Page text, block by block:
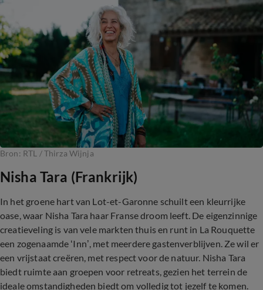
Bron: RTL / Thirza Wijnja
Nisha Tara (Frankrijk)
In het groene hart van Lot-et-Garonne schuilt een kleurrijke
oase, waar Nisha Tara haar Franse droom leeft. De eigenzinnige
creatieveling is van vele markten thuis en runt in La Rouquette
een zogenaamde ‘Inn’, met meerdere gastenverblijven. Ze wil er
een vrijstaat creëren, met respect voor de natuur. Nisha Tara
biedt ruimte aan groepen voor retreats, gezien het terrein de
ideale omstandigheden biedt om volledig tot jezelf te komen.